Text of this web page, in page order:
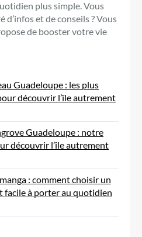
plus simple. Vous
d’infos et de conseils ? Vous
de booster votre vie
Guadeloupe : les plus
découvrir l’île autrement
Guadeloupe : notre
découvrir l’île autrement
: comment choisir un
facile à porter au quotidien